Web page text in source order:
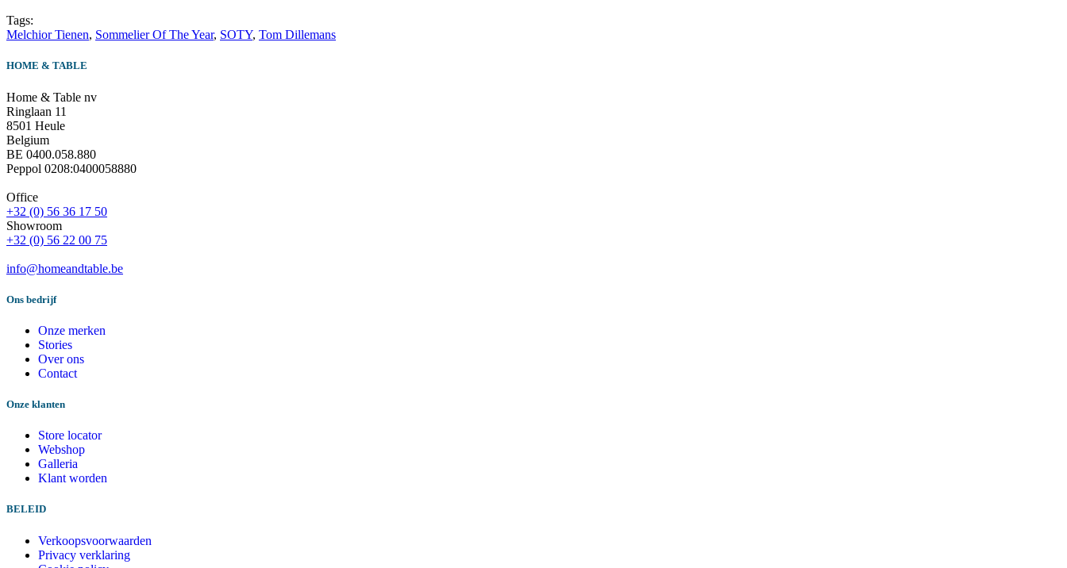
Tags:
Melchior Tienen, Sommelier Of The Year, SOTY, Tom Dillemans
HOME & TABLE
Home & Table nv
Ringlaan 11
8501 Heule
Belgium
BE 0400.058.880
Peppol 0208:0400058880
Office
+32 (0) 56 36 17 50
Showroom
+32 (0) 56 22 00 75
info@homeandtable.be
Ons bedrijf
Onze merken
Stories
Over ons
Contact
Onze klanten
Store locator
Webshop
Galleria
Klant worden
BELEID
Verkoopsvoorwaarden
Privacy verklaring